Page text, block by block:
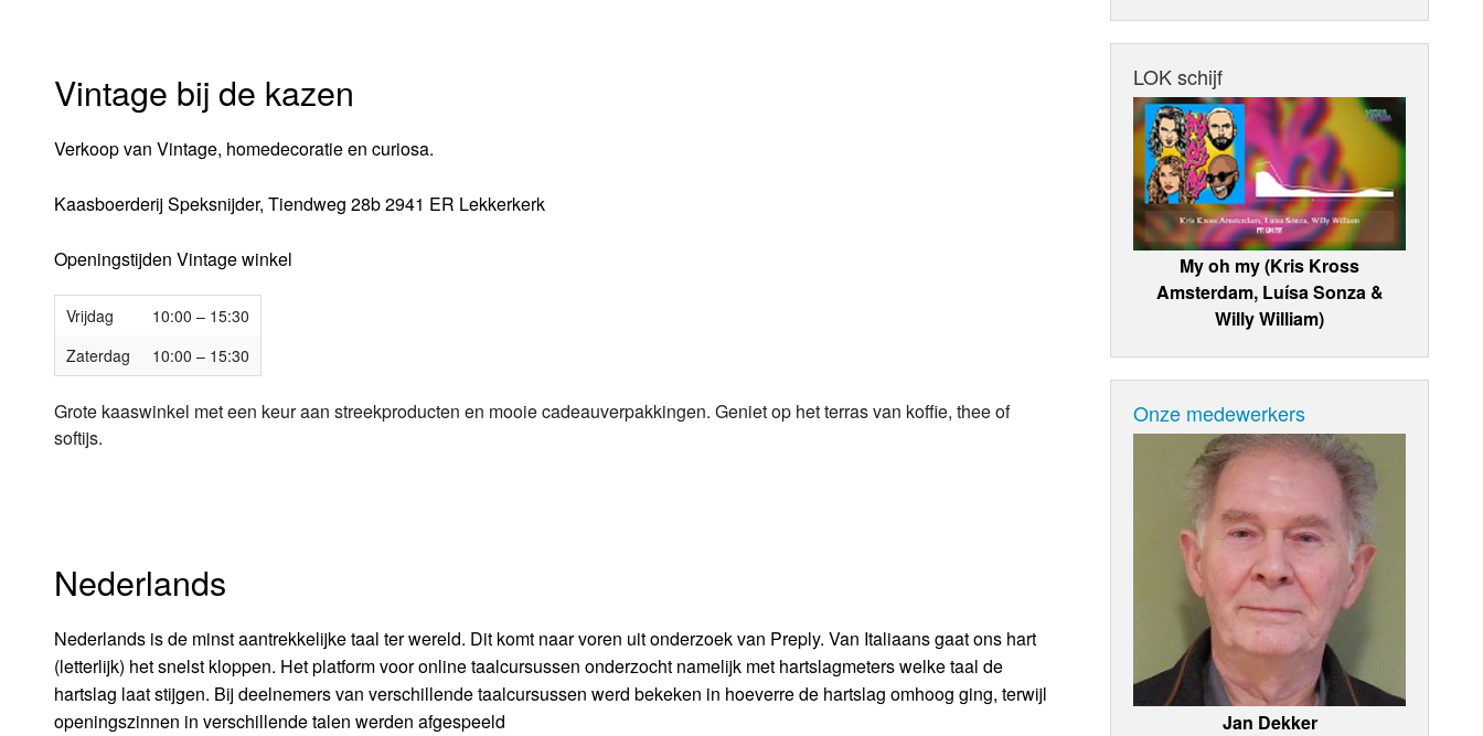
Vintage bij de kazen
Verkoop van Vintage, homedecoratie en curiosa.
Kaasboerderij Speksnijder, Tiendweg 28b 2941 ER Lekkerkerk
Openingstijden Vintage winkel
Vrijdag
10:00 – 15:30
Zaterdag
10:00 – 15:30
Grote kaaswinkel met een keur aan streekproducten en mooie cadeauverpakkingen. Geniet op het terras van koffie, thee of
softijs.
Nederlands
Nederlands is de minst aantrekkelijke taal ter wereld. Dit komt naar voren uit onderzoek van Preply. Van Italiaans gaat ons hart
(letterlijk) het snelst kloppen. Het platform voor online taalcursussen onderzocht namelijk met hartslagmeters welke taal de
hartslag laat stijgen. Bij deelnemers van verschillende taalcursussen werd bekeken in hoeverre de hartslag omhoog ging, terwijl
openingszinnen in verschillende talen werden afgespeeld
LOK schijf
My oh my (Kris Kross
Amsterdam, Luísa Sonza &
Willy William)
Onze medewerkers
Jan Dekker